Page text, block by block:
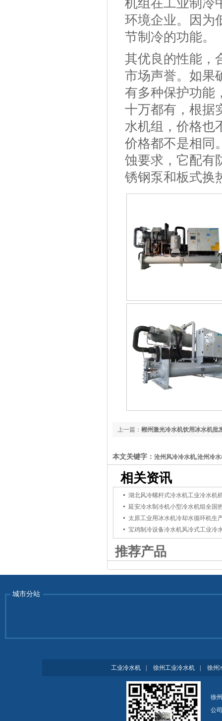
机组在工业制冷
环境企业。因为
节制冷的功能。
其优良的性能，
市场声誉。如果
有多种保护功能
十万都有，根据
水机组，价格也
价格都不是相同
蚀要求，它配有
锈钢泵和板式换
上一篇： 郴州激光冷水机饮用冰水机批
本文关键字： 沧州风冷冷水机,沧州冷
相关资讯
湖北风冷螺杆式冷水机工业冷水机
延安冷水制冷机小型冷水机组全国
太原工业用冰水机冷却水循环机生
宝鸡制冷设备冷水机风冷式工业冷
推荐产品
城市分站
工业冷水机 徐州工业冷水机 徐州
徐
公